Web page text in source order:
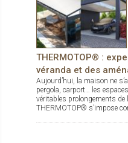
THERMOTOP® :
véranda et des
Aujourd’hui, la maison ne
pergola, carport… les
véritables prolongements de
THERMOTOP® s’impose